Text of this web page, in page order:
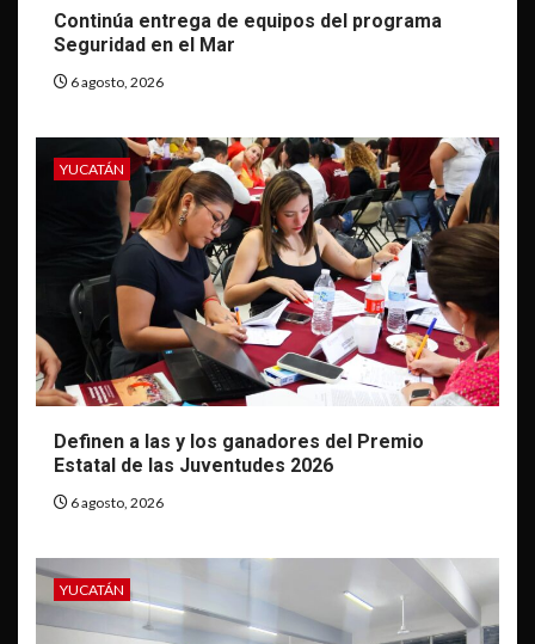
Continúa entrega de equipos del programa
Seguridad en el Mar
6 agosto, 2026
YUCATÁN
Definen a las y los ganadores del Premio
Estatal de las Juventudes 2026
6 agosto, 2026
YUCATÁN